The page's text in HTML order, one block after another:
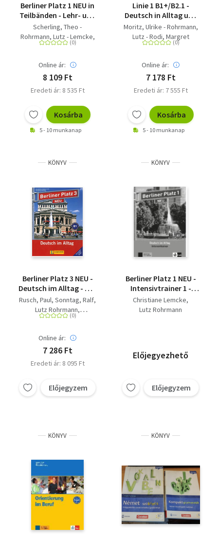
Berliner Platz 1 NEU in
Teilbänden - Lehr- und
Arbeitsbuch 1, Teil 2
mit Audio-CD und "Im
Alltag EXTRA" -
Scherling, Theo -
Rohrmann, Lutz - Lemcke,
Christiane
Online ár:
8 109 Ft
Eredeti ár: 8 535 Ft
Kosárba
5 - 10 munkanap
Linie 1 B1+/B2.1 -
Deutsch in Alltag und
Beruf
Moritz, Ulrike - Rohrmann,
Lutz - Rodi, Margret
Online ár:
7 178 Ft
Eredeti ár: 7 555 Ft
Kosárba
5 - 10 munkanap
KÖNYV
Berliner Platz 3 NEU -
Deutsch im Alltag - mit
CD
Rusch, Paul Sonntag, Ralf
Lutz Rohrmann
Scherling, Theo
Lemke, Christiane
Online ár:
7 286 Ft
Eredeti ár: 8 095 Ft
Előjegyzem
KÖNYV
Berliner Platz 1 NEU -
Intensivtrainer 1 -
Deutsch im Alltag
Christiane Lemcke
Lutz Rohrmann
Előjegyezhető
Előjegyzem
KÖNYV KÖNYV